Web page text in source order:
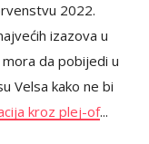
2022.
izazova u
da pobijedi u
Velsa kako ne bi
kroz plej-of...